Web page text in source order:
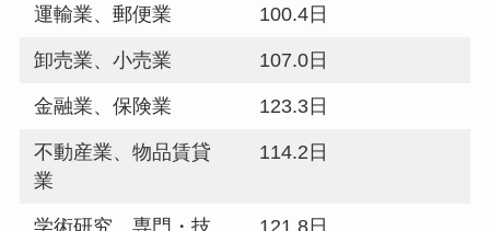
運輸業、郵便業 100.4日
卸売業、小売業 107.0日
金融業、保険業 123.3日
不動産業、物品賃貸
業
114.2日
学術研究、専門・技 121.8日